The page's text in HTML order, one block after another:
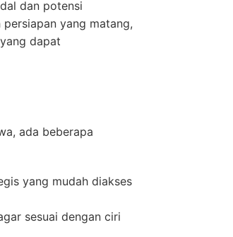
dan potensi
yang matang,
dapat
ada beberapa
yang mudah diakses
sesuai dengan ciri